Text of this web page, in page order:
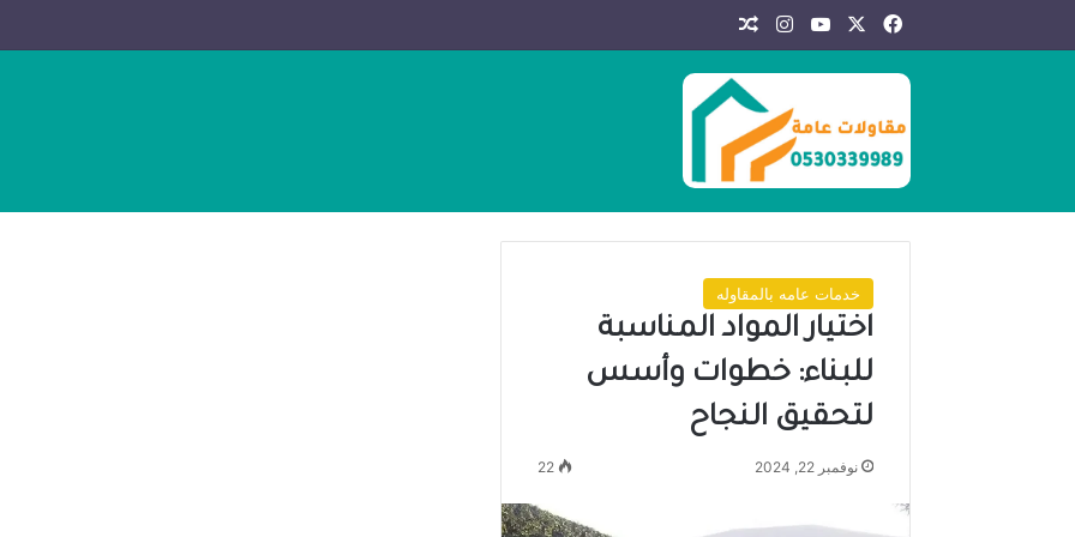
فيسبوك يوتيوب انستقرام
خدمات عامه بالمقاوله
اختيار المواد المناسبة
للبناء: خطوات وأسس
لتحقيق النجاح
نوفمبر 22, 2024 22